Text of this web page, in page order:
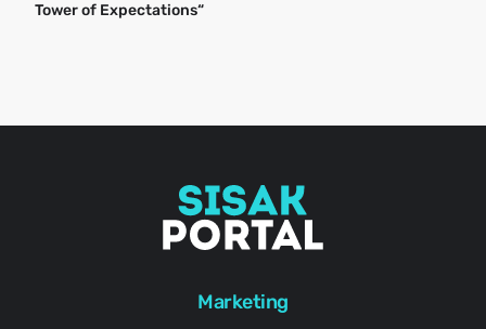
Tower of Expectations“
Marketing